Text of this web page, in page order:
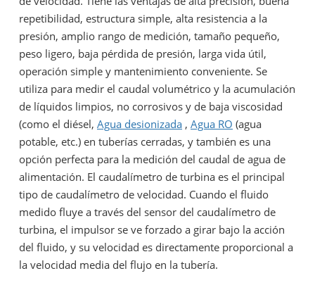
repetibilidad, estructura simple, alta resistencia a la
presión, amplio rango de medición, tamaño pequeño,
peso ligero, baja pérdida de presión, larga vida útil,
operación simple y mantenimiento conveniente. Se
utiliza para medir el caudal volumétrico y la acumulación
de líquidos limpios, no corrosivos y de baja viscosidad
(como el diésel, Agua desionizada , Agua RO (agua
potable, etc.) en tuberías cerradas, y también es una
opción perfecta para la medición del caudal de agua de
alimentación. El caudalímetro de turbina es el principal
tipo de caudalímetro de velocidad. Cuando el fluido
medido fluye a través del sensor del caudalímetro de
turbina, el impulsor se ve forzado a girar bajo la acción
del fluido, y su velocidad es directamente proporcional a
la velocidad media del flujo en la tubería.